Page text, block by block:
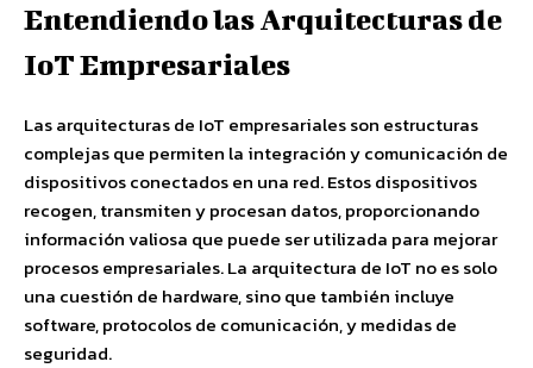
Entendiendo las Arquitecturas de
IoT Empresariales
Las arquitecturas de IoT empresariales son estructuras
complejas que permiten la integración y comunicación de
dispositivos conectados en una red. Estos dispositivos
recogen, transmiten y procesan datos, proporcionando
información valiosa que puede ser utilizada para mejorar
procesos empresariales. La arquitectura de IoT no es solo
una cuestión de hardware, sino que también incluye
software, protocolos de comunicación, y medidas de
seguridad.